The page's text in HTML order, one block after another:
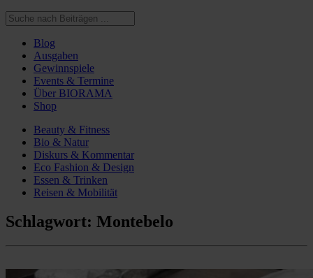
Blog
Ausgaben
Gewinnspiele
Events & Termine
Über BIORAMA
Shop
Beauty & Fitness
Bio & Natur
Diskurs & Kommentar
Eco Fashion & Design
Essen & Trinken
Reisen & Mobilität
Schlagwort: Montebelo